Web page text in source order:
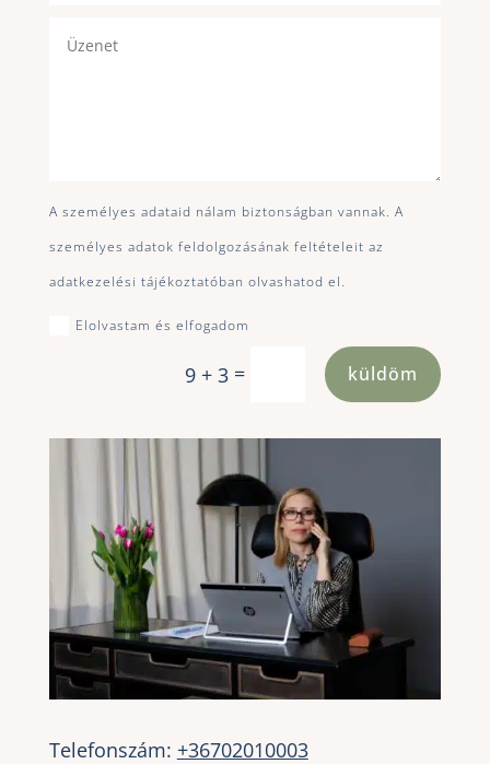
A személyes adataid nálam biztonságban vannak. A
személyes adatok feldolgozásának feltételeit az
adatkezelési tájékoztatóban olvashatod el.
Elolvastam és elfogadom
9 + 3 = küldöm
Telefonszám: +36702010003